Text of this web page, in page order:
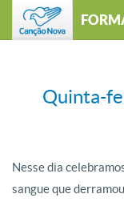
Quinta-
Nesse dia
sangue que